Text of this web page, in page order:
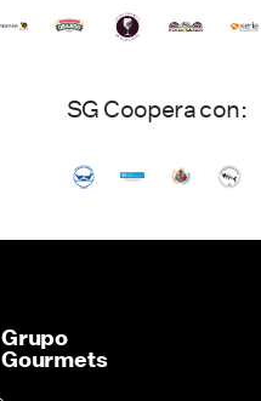
SG Coopera con:
Grupo
Gourmets